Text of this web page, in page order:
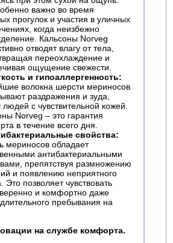
важно во время
прогулок и участия в уличных
когда неизбежно
Кальсоны Norveg
отводят влагу от тела,
переохлаждение и
ощущение свежести.
и гипоаллергенность:
волокна шерсти мериносов
раздражения и зуда,
с чувствительной кожей.
Norveg – это гарантия
в течение всего дня.
свойства:
мериносов обладает
антибактериальными
препятствуя размножению
и появлению неприятного
Это позволяет чувствовать
и комфортно даже
пребывания на
на службе комфорта.